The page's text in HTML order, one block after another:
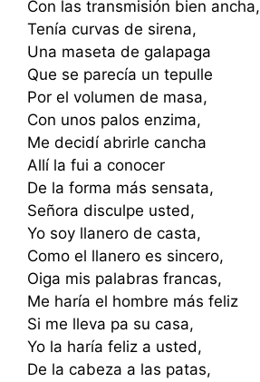
Con las transmisión bien ancha,
Tenía curvas de sirena,
Una maseta de galapaga
Que se parecía un tepulle
Por el volumen de masa,
Con unos palos enzima,
Me decidí abrirle cancha
Allí la fui a conocer
De la forma más sensata,
Señora disculpe usted,
Yo soy llanero de casta,
Como el llanero es sincero,
Oiga mis palabras francas,
Me haría el hombre más feliz
Si me lleva pa su casa,
Yo la haría feliz a usted,
De la cabeza a las patas,